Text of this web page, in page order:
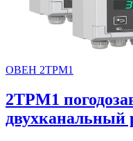
ОВЕН 2ТРМ1
2ТРМ1
двухканальный